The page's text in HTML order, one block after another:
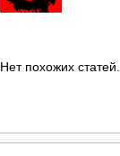
Нет похожих статей.